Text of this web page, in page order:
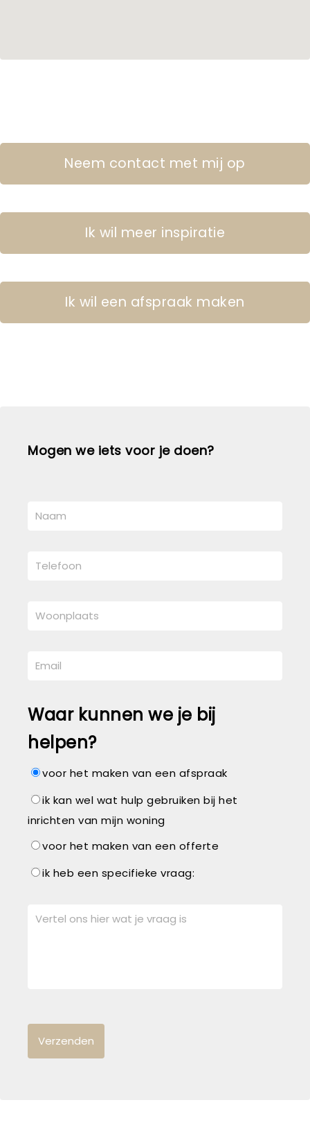
Neem contact met mij op
Ik wil meer inspiratie
Ik wil een afspraak maken
Mogen we iets voor je doen?
Waar kunnen we je bij
helpen?
voor het maken van een afspraak
ik kan wel wat hulp gebruiken bij het
inrichten van mijn woning
voor het maken van een offerte
ik heb een specifieke vraag: